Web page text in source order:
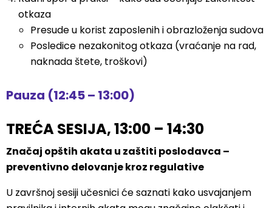
otkaza
Presude u korist zaposlenih i obrazloženja sudova
Posledice nezakonitog otkaza (vraćanje na rad,
naknada štete, troškovi)
Pauza (12:45 – 13:00)
TREĆA SESIJA, 13:00 – 14:30
Značaj opštih akata u zaštiti poslodavca –
preventivno delovanje kroz regulative
U završnoj sesiji učesnici će saznati kako usvajanjem